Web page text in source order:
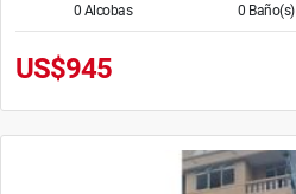
0 Alcobas 0 Baño(s)
US$945